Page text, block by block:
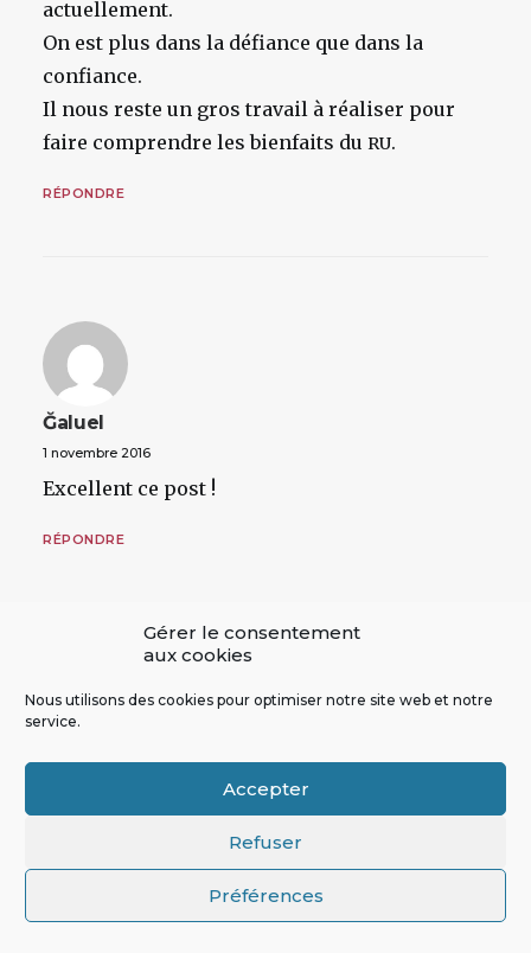
Gérer le consentement
aux cookies
Nous utilisons des cookies pour optimiser notre site web et notre
service.
Accepter
Refuser
Préférences
actuellement.
On est plus dans la défiance que dans la
confiance.
Il nous reste un gros travail à réaliser pour
faire comprendre les bienfaits du RU.
RÉPONDRE
Ğaluel
1 novembre 2016
Excellent ce post !
RÉPONDRE
François-MichelDREVET
Bravo pour ce travail de qualité ! Pour une
petite amélioration “technique” en bas de
page, les références sont à numéroter et il